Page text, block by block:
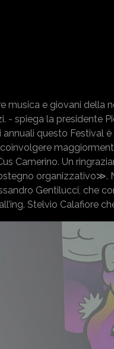
e giovani della
- spiega la presidente
annuali questo
Camerino. Un
organizzativo≫.
Gentilucci, che
Stelvio Calafiore